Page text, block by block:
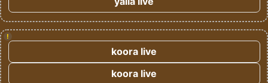
!
koora live
koora live